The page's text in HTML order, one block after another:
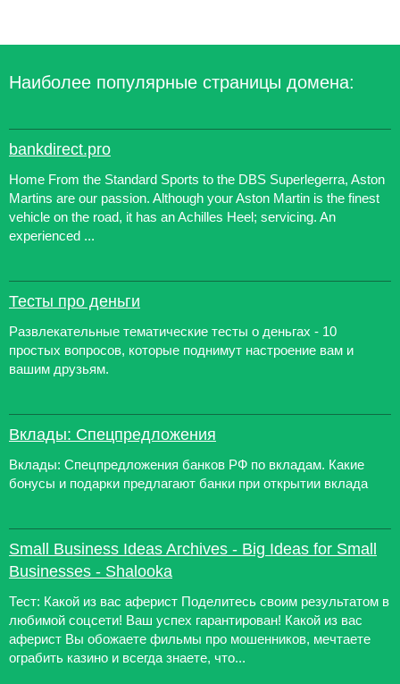
Наиболее популярные страницы домена:
bankdirect.pro
Home From the Standard Sports to the DBS Superlegerra, Aston
Martins are our passion. Although your Aston Martin is the finest
vehicle on the road, it has an Achilles Heel; servicing. An
experienced ...
Тесты про деньги
Развлекательные тематические тесты о деньгах - 10
простых вопросов, которые поднимут настроение вам и
вашим друзьям.
Вклады: Спецпредложения
Вклады: Спецпредложения банков РФ по вкладам. Какие
бонусы и подарки предлагают банки при открытии вклада
Small Business Ideas Archives - Big Ideas for Small
Businesses - Shalooka
Тест: Какой из вас аферист Поделитесь своим результатом в
любимой соцсети! Ваш успех гарантирован! Какой из вас
аферист Вы обожаете фильмы про мошенников, мечтаете
ограбить казино и всегда знаете, что...